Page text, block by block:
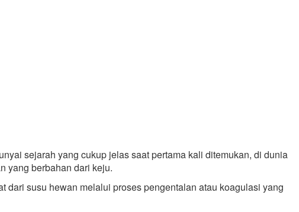
sejarah yang cukup jelas saat pertama kali ditemukan, di dunia
yang berbahan dari keju.
dari susu hewan melalui proses pengentalan atau koagulasi yang